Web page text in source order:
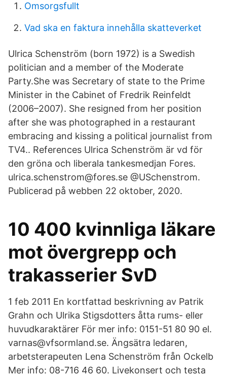
Omsorgsfullt
Vad ska en faktura innehålla skatteverket
Ulrica Schenström (born 1972) is a Swedish
politician and a member of the Moderate
Party.She was Secretary of state to the Prime
Minister in the Cabinet of Fredrik Reinfeldt
(2006–2007). She resigned from her position
after she was photographed in a restaurant
embracing and kissing a political journalist from
TV4.. References Ulrica Schenström är vd för
den gröna och liberala tankesmedjan Fores.
ulrica.schenstrom@fores.se @USchenstrom.
Publicerad på webben 22 oktober, 2020.
10 400 kvinnliga läkare
mot övergrepp och
trakasserier SvD
1 feb 2011 En kortfattad beskrivning av Patrik
Grahn och Ulrika Stigsdotters åtta rums- eller
huvudkaraktärer För mer info: 0151-51 80 90 el.
varnas@vfsormland.se. Ängsätra ledaren,
arbetsterapeuten Lena Schenström från Ockelb
Mer info: 08-716 46 60. Livekonsert och testa